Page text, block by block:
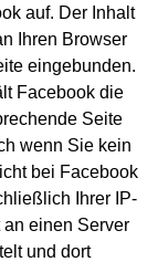
auf. Der Inhalt
Ihren Browser
eingebunden.
Facebook die
Seite
wenn Sie kein
bei Facebook
Ihrer IP-
einen Server
und dort